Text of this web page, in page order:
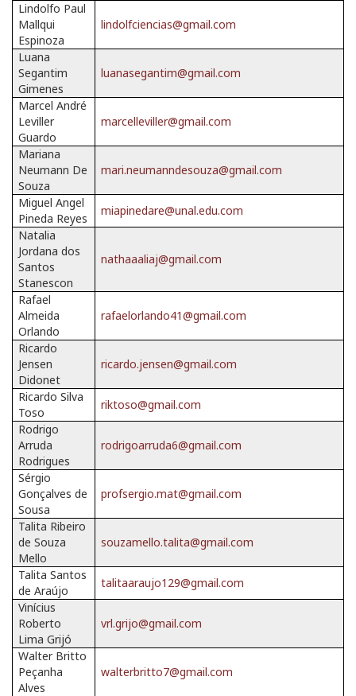
Lindolfo Paul
Mallqui
Espinoza
lindolfciencias@gmail.com
Luana
Segantim
Gimenes
luanasegantim@gmail.com
Marcel André
Leviller
Guardo
marcelleviller@gmail.com
Mariana
Neumann De
Souza
mari.neumanndesouza@gmail.com
Miguel Angel
Pineda Reyes
miapinedare@unal.edu.com
Natalia
Jordana dos
Santos
Stanescon
nathaaaliaj@gmail.com
Rafael
Almeida
Orlando
rafaelorlando41@gmail.com
Ricardo
Jensen
Didonet
ricardo.jensen@gmail.com
Ricardo Silva
Toso
riktoso@gmail.com
Rodrigo
Arruda
Rodrigues
rodrigoarruda6@gmail.com
Sérgio
Gonçalves de
Sousa
profsergio.mat@gmail.com
Talita Ribeiro
de Souza
Mello
souzamello.talita@gmail.com
Talita Santos
de Araújo
talitaaraujo129@gmail.com
Vinícius
Roberto
Lima Grijó
vrl.grijo@gmail.com
Walter Britto
Peçanha
Alves
walterbritto7@gmail.com